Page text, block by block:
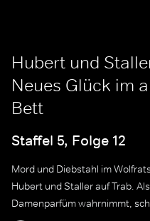
Hubert und
Neues Glück im
Bett
Staffel 5, Folge 12
Mord und Diebstahl im
Hubert und Staller auf Trab.
Damenparfüm wahrnimmt,